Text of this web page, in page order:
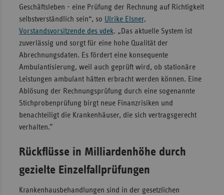
Geschäftsleben - eine Prüfung der Rechnung auf Richtigkeit
selbstverständlich sein“, so Ulrike Elsner,
Vorstandsvorsitzende des vdek. „Das aktuelle System ist
zuverlässig und sorgt für eine hohe Qualität der
Abrechnungsdaten. Es fördert eine konsequente
Ambulantisierung, weil auch geprüft wird, ob stationäre
Leistungen ambulant hätten erbracht werden können. Eine
Ablösung der Rechnungsprüfung durch eine sogenannte
Stichprobenprüfung birgt neue Finanzrisiken und
benachteiligt die Krankenhäuser, die sich vertragsgerecht
verhalten.”
Rückflüsse in Milliardenhöhe durch
gezielte Einzelfallprüfungen
Krankenhausbehandlungen sind in der gesetzlichen